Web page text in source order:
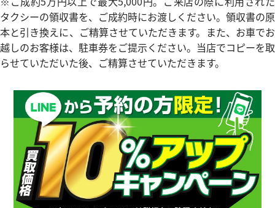
ッレミリア 8565
ショパール ミッレミリア
参考買取価格
タクシーの領収書を、ご成約時にお渡しください。領収書の原
本と引き換えに、ご精算させていただきます。また、お車でお
越しのお客様は、駐車券をご提示ください。当店でコピーを取
らせていただいた後、ご精算させていただきます。